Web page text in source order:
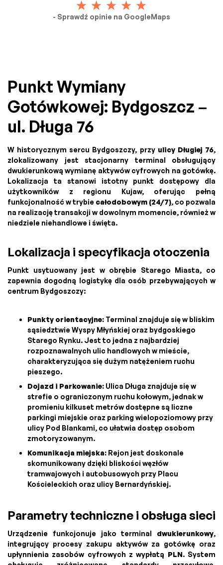
- Sprawdź opinie na GoogleMaps
Punkt Wymiany
Gotówkowej: Bydgoszcz –
ul. Długa 76
W historycznym sercu Bydgoszczy, przy ulicy Długiej 76,
zlokalizowany jest stacjonarny terminal obsługujący
dwukierunkową wymianę aktywów cyfrowych na gotówkę.
Lokalizacja ta stanowi istotny punkt dostępowy dla
użytkowników z regionu Kujaw, oferując pełną
funkcjonalność w trybie całodobowym (24/7), co pozwala
na realizację transakcji w dowolnym momencie, również w
niedziele niehandlowe i święta.
Lokalizacja i specyfikacja otoczenia
Punkt usytuowany jest w obrębie Starego Miasta, co
zapewnia dogodną logistykę dla osób przebywających w
centrum Bydgoszczy:
Punkty orientacyjne: Terminal znajduje się w bliskim
sąsiedztwie Wyspy Młyńskiej oraz bydgoskiego
Starego Rynku. Jest to jedna z najbardziej
rozpoznawalnych ulic handlowych w mieście,
charakteryzująca się dużym natężeniem ruchu
pieszego.
Dojazd i Parkowanie: Ulica Długa znajduje się w
strefie o ograniczonym ruchu kołowym, jednak w
promieniu kilkuset metrów dostępne są liczne
parkingi miejskie oraz parking wielopoziomowy przy
ulicy Pod Blankami, co ułatwia dostęp osobom
zmotoryzowanym.
Komunikacja miejska: Rejon jest doskonale
skomunikowany dzięki bliskości węzłów
tramwajowych i autobusowych przy Placu
Kościeleckich oraz ulicy Bernardyńskiej.
Parametry techniczne i obsługa sieci
Urządzenie funkcjonuje jako terminal dwukierunkowy,
integrujący procesy zakupu aktywów za gotówkę oraz
upłynnienia zasobów cyfrowych z wypłatą PLN. System